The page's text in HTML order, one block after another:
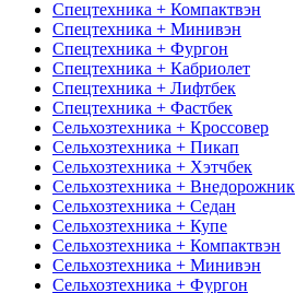
Спецтехника + Компактвэн
Спецтехника + Минивэн
Спецтехника + Фургон
Спецтехника + Кабриолет
Спецтехника + Лифтбек
Спецтехника + Фастбек
Сельхозтехника + Кроссовер
Сельхозтехника + Пикап
Сельхозтехника + Хэтчбек
Сельхозтехника + Внедорожник
Сельхозтехника + Седан
Сельхозтехника + Купе
Сельхозтехника + Компактвэн
Сельхозтехника + Минивэн
Сельхозтехника + Фургон